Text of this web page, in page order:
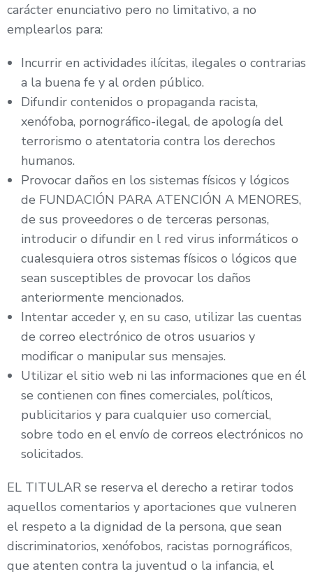
carácter enunciativo pero no limitativo, a no
emplearlos para:
Incurrir en actividades ilícitas, ilegales o contrarias
a la buena fe y al orden público.
Difundir contenidos o propaganda racista,
xenófoba, pornográfico-ilegal, de apología del
terrorismo o atentatoria contra los derechos
humanos.
Provocar daños en los sistemas físicos y lógicos
de FUNDACIÓN PARA ATENCIÓN A MENORES,
de sus proveedores o de terceras personas,
introducir o difundir en l red virus informáticos o
cualesquiera otros sistemas físicos o lógicos que
sean susceptibles de provocar los daños
anteriormente mencionados.
Intentar acceder y, en su caso, utilizar las cuentas
de correo electrónico de otros usuarios y
modificar o manipular sus mensajes.
Utilizar el sitio web ni las informaciones que en él
se contienen con fines comerciales, políticos,
publicitarios y para cualquier uso comercial,
sobre todo en el envío de correos electrónicos no
solicitados.
EL TITULAR se reserva el derecho a retirar todos
aquellos comentarios y aportaciones que vulneren
el respeto a la dignidad de la persona, que sean
discriminatorios, xenófobos, racistas pornográficos,
que atenten contra la juventud o la infancia, el